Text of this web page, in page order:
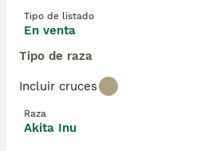
Tipo de listado
En venta
Tipo de raza
Incluir cruces
Raza
Akita Inu